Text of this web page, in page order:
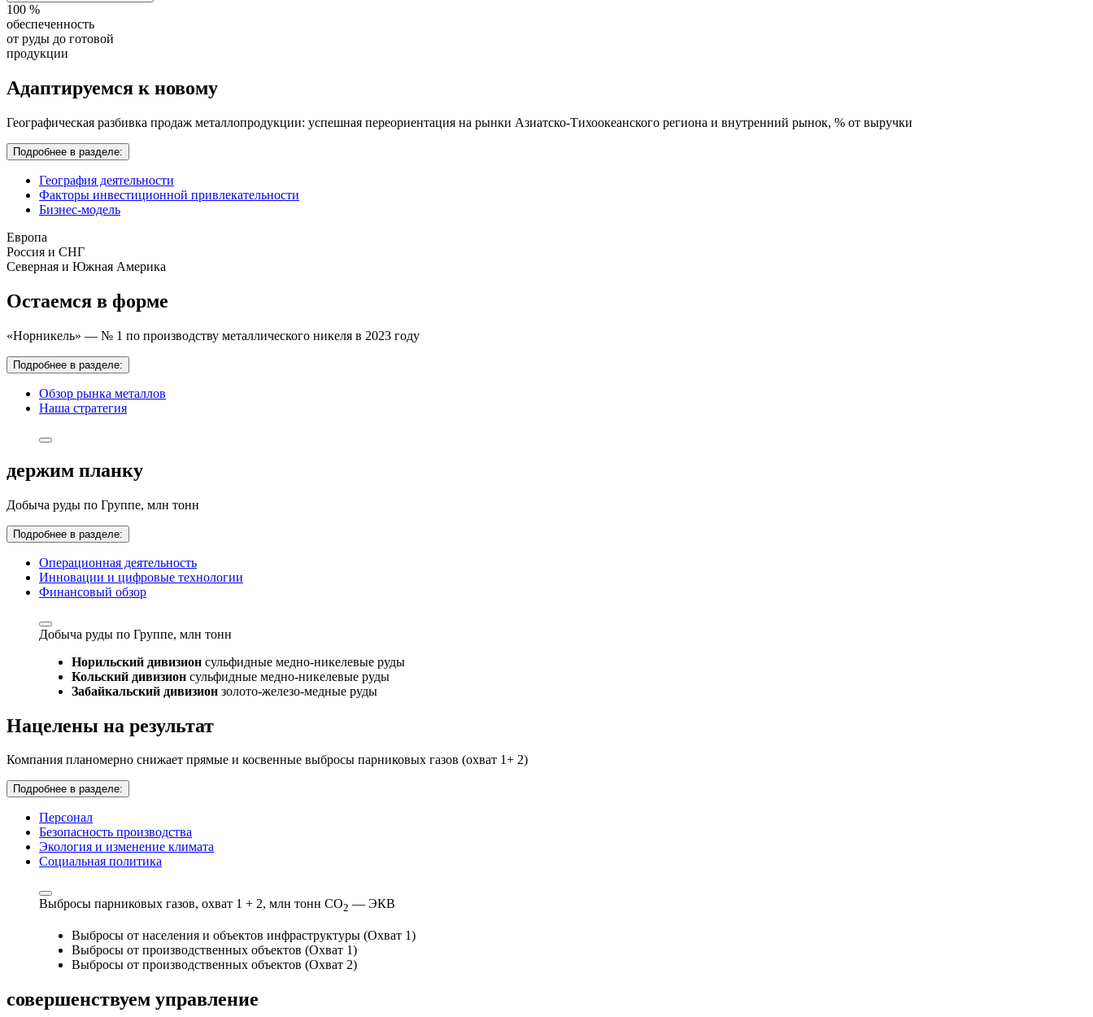
100 %
обеспеченность
от руды до готовой
продукции
Адаптируемся к новому
Географическая разбивка продаж металлопродукции: успешная переориентация на рынки Азиатско-Тихоокеанского региона и внутренний рынок, % от выручки
Подробнее в разделе:
География деятельности
Факторы инвестиционной привлекательности
Бизнес-модель
Европа
Россия и СНГ
Северная и Южная Америка
Остаемся в форме
«Норникель» — № 1 по производству металлического никеля в 2023 году
Подробнее в разделе:
Обзор рынка металлов
Наша стратегия
держим планку
Добыча руды по Группе, млн тонн
Подробнее в разделе:
Операционная деятельность
Инновации и цифровые технологии
Финансовый обзор
Добыча руды по Группе, млн тонн
Норильский дивизион сульфидные медно-никелевые руды
Кольский дивизион сульфидные медно-никелевые руды
Забайкальский дивизион золото-железо-медные руды
Нацелены на результат
Компания планомерно снижает прямые и косвенные выбросы парниковых газов (охват 1+ 2)
Подробнее в разделе:
Персонал
Безопасность производства
Экология и изменение климата
Социальная политика
Выбросы парниковых газов, охват 1 + 2, млн тонн СО2 — ЭКВ
Выбросы от населения и объектов инфраструктуры (Охват 1)
Выбросы от производственных объектов (Охват 1)
Выбросы от производственных объектов (Охват 2)
совершенствуем управление